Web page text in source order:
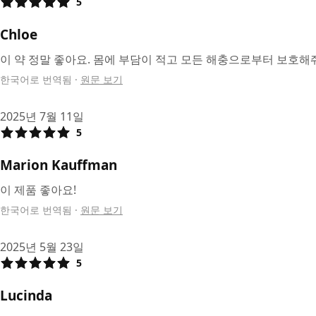
Chloe
이 약 정말 좋아요. 몸에 부담이 적고 모든 해충으로부터 보호해
한국어로 번역됨 · 원문 보기
2025년 7월 11일
5
Marion Kauffman
이 제품 좋아요!
한국어로 번역됨 · 원문 보기
2025년 5월 23일
5
Lucinda